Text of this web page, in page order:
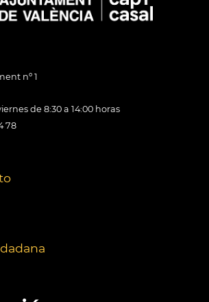
nº 1
de 8:30 a 14:00 horas
78